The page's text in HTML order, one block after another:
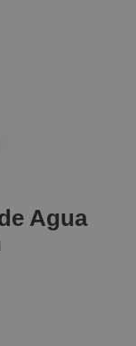
Agua